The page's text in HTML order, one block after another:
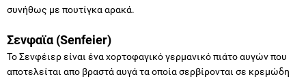
συνήθως με πουτίγκα αρακά.
Σενφαϊα (Senfeier)
Το Σενφέιερ είναι ένα χορτοφαγικό γερμανικό πιάτο αυγών που
αποτελείται απο βραστά αυγά τα οποία σερβίρονται σε κρεμώδη